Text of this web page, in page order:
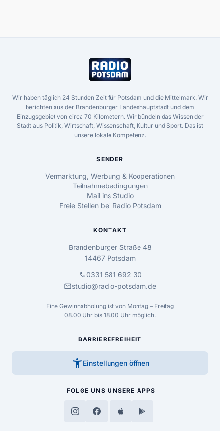
Wir haben täglich 24 Stunden Zeit für Potsdam und die Mittelmark. Wir
berichten aus der Brandenburger Landeshauptstadt und dem
Einzugsgebiet von circa 70 Kilometern. Wir bündeln das Wissen der
Stadt aus Politik, Wirtschaft, Wissenschaft, Kultur und Sport. Das ist
unsere lokale Kompetenz.
SENDER
Vermarktung, Werbung & Kooperationen
Teilnahmebedingungen
Mail ins Studio
Freie Stellen bei Radio Potsdam
KONTAKT
Brandenburger Straße 48
14467 Potsdam
call0331 581 692 30
mailstudio@radio-potsdam.de
Eine Gewinnabholung ist von Montag – Freitag
08.00 Uhr bis 18.00 Uhr möglich.
BARRIEREFREIHEIT
accessibility_new Einstellungen öffnen
FOLGE UNS UNSERE APPS